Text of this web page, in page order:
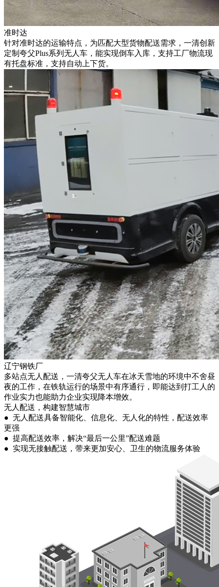
准时达
针对准时达的运输特点，为匹配大型货物配送需求，一清创新
定制夸父Plus系列无人车，能实现倒车入库，支持工厂物流现
有托盘标准，支持自动上下货。
辽宁钢铁厂
多站点无人配送，一清夸父无人车在冰天雪地的环境中不舍昼
夜的工作，在铁轨运行的场景中有序通行，即能达到打工人的
作业实力也能助力企业实现降本增效。
无人配送，构建智慧城市
● 无人配送具备智能化、信息化、无人化的特性，配送效率
更强
● 提高配送效率，解决“最后一公里”配送难题
● 实现无接触配送，带来更加安心、卫生的物流服务体验